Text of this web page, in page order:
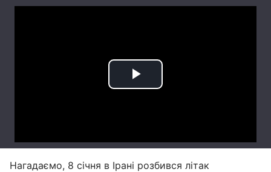
Нагадаємо, 8 січня в Ірані розбився літак